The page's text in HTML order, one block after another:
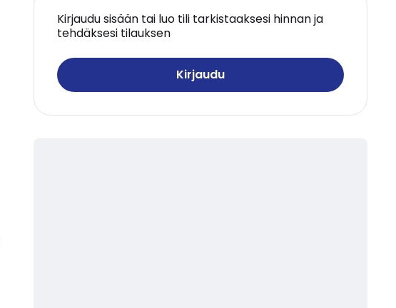
Kirjaudu sisään tai luo tili tarkistaaksesi hinnan ja
tehdäksesi tilauksen
Kirjaudu